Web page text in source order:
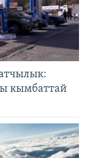
кымбаттай